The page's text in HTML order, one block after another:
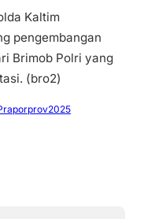
Kaltim
pengembangan
Brimob Polri yang
(bro2)